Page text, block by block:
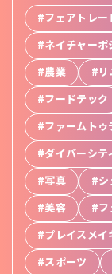
#フェアトレー
#ネイチャーポ
#農業
#リ
#フードテック
#ファームトゥ
#ダイバーシテ
#写真
#シ
#美容
#フ
#プレイスメイ
#スポーツ